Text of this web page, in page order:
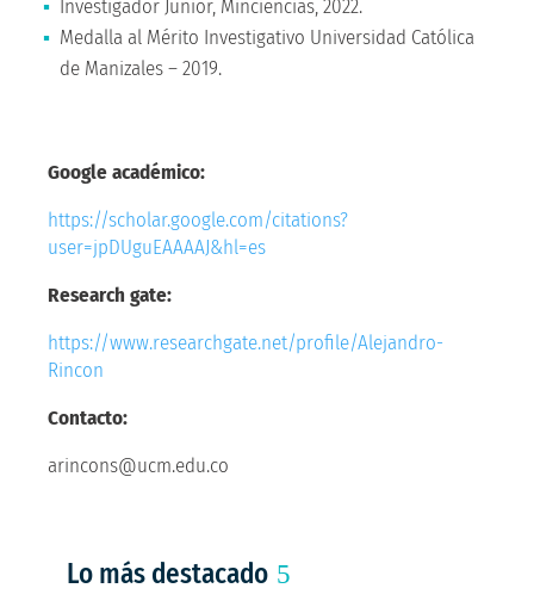
Investigador Junior, Minciencias, 2022.
Medalla al Mérito Investigativo Universidad Católica
de Manizales – 2019.
Google académico:
https://scholar.google.com/citations?
user=jpDUguEAAAAJ&hl=es
Research gate:
https://www.researchgate.net/profile/Alejandro-
Rincon
Contacto:
arincons@ucm.edu.co
Lo más destacado